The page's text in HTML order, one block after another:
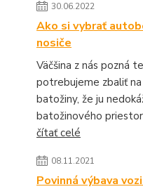
30.06.2022
Ako si vybrať
nosiče
Väčšina z nás pozná
potrebujeme zbaliť
batožiny, že ju
batožinového
čítať celé
08.11.2021
Povinná výbava